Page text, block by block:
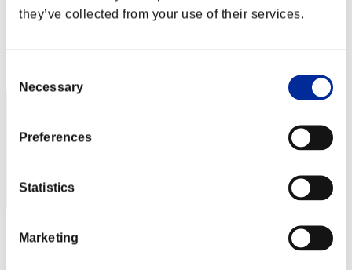
they’ve collected from your use of their services.
Selection
Necessary
Preferences
Statistics
Marketing
Punteggio: -